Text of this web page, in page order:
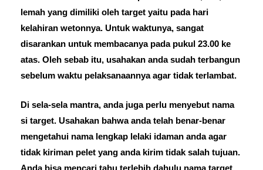
lemah yang dimiliki oleh target yaitu pada hari
kelahiran wetonnya. Untuk waktunya, sangat
disarankan untuk membacanya pada pukul 23.00 ke
atas. Oleh sebab itu, usahakan anda sudah terbangun
sebelum waktu pelaksanaannya agar tidak terlambat.
Di sela-sela mantra, anda juga perlu menyebut nama
si target. Usahakan bahwa anda telah benar-benar
mengetahui nama lengkap lelaki idaman anda agar
tidak kiriman pelet yang anda kirim tidak salah tujuan.